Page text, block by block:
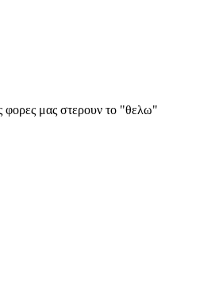
φορες μας στερουν το "θελω"